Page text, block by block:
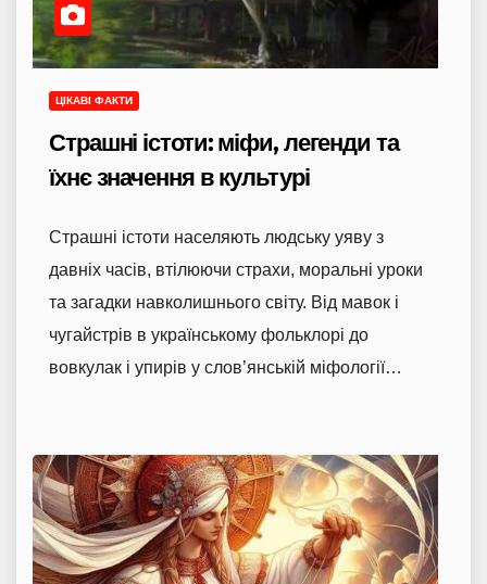
ЦІКАВІ ФАКТИ
Страшні істоти: міфи, легенди та
їхнє значення в культурі
Страшні істоти населяють людську уяву з
давніх часів, втілюючи страхи, моральні уроки
та загадки навколишнього світу. Від мавок і
чугайстрів в українському фольклорі до
вовкулак і упирів у слов’янській міфології…